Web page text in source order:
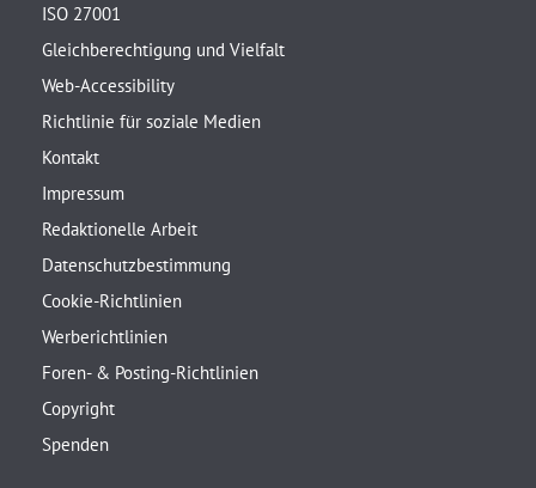
ISO 27001
Gleichberechtigung und Vielfalt
Web-Accessibility
Richtlinie für soziale Medien
Kontakt
Impressum
Redaktionelle Arbeit
Datenschutzbestimmung
Cookie-Richtlinien
Werberichtlinien
Foren- & Posting-Richtlinien
Copyright
Spenden